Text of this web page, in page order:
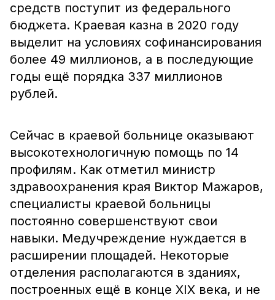
средств поступит из федерального
бюджета. Краевая казна в 2020 году
выделит на условиях софинансирования
более 49 миллионов, а в последующие
годы ещё порядка 337 миллионов
рублей.
Сейчас в краевой больнице оказывают
высокотехнологичную помощь по 14
профилям. Как отметил министр
здравоохранения края Виктор Мажаров,
специалисты краевой больницы
постоянно совершенствуют свои
навыки. Медучреждение нуждается в
расширении площадей. Некоторые
отделения располагаются в зданиях,
построенных ещё в конце XIX века, и не